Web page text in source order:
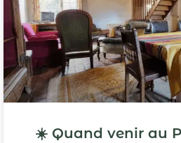
☀️ Quand venir au